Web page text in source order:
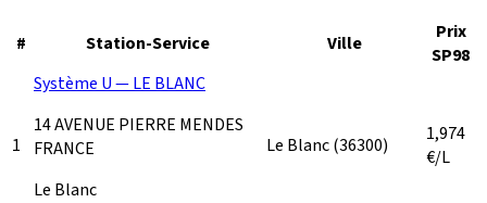
# Station-Service Ville
Prix
SP98
1
Système U — LE BLANC
14 AVENUE PIERRE MENDES
FRANCE
Le Blanc
Le Blanc(36300)
1,974
€/L